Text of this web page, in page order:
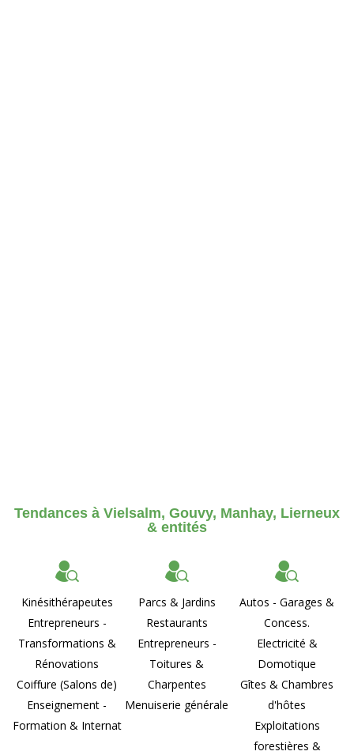
Tendances à Vielsalm, Gouvy, Manhay, Lierneux
& entités
Kinésithérapeutes
Entrepreneurs -
Transformations &
Rénovations
Coiffure (Salons de)
Enseignement -
Formation & Internat
Parcs & Jardins
Restaurants
Entrepreneurs -
Toitures &
Charpentes
Menuiserie générale
Autos - Garages &
Concess.
Electricité &
Domotique
Gîtes & Chambres
d'hôtes
Exploitations
forestières &